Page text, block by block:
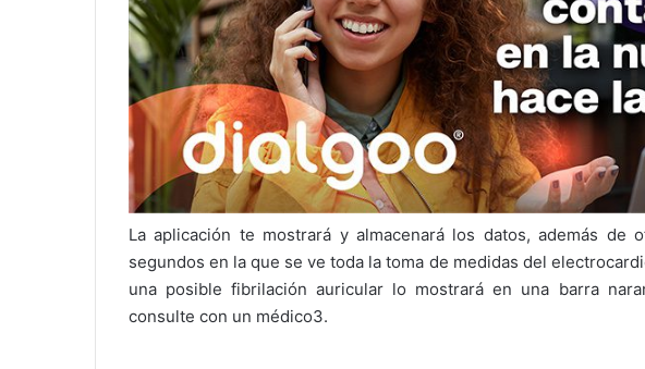
La aplicación te mostrará y almacenará los datos, además de
segundos en la que se ve toda la toma de medidas del
una posible fibrilación auricular lo mostrará en una barra
consulte con un médico3.